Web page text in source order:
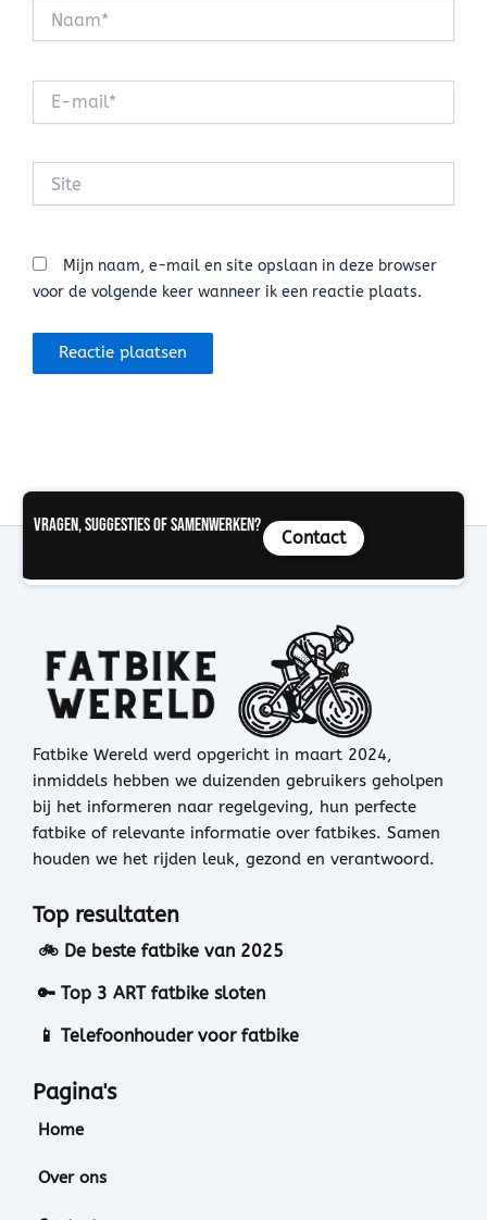
mail*
Mijn naam, e-mail en site opslaan in deze browser
voor de volgende keer wanneer ik een reactie plaats.
Vragen, suggesties of samenwerken?
Contact
Fatbike Wereld werd opgericht in maart 2024,
inmiddels hebben we duizenden gebruikers geholpen
bij het informeren naar regelgeving, hun perfecte
fatbike of relevante informatie over fatbikes. Samen
houden we het rijden leuk, gezond en verantwoord.
Top resultaten
🚲 De beste fatbike van 2025
🔑 Top 3 ART fatbike sloten
📱 Telefoonhouder voor fatbike
Pagina's
Home
Over ons